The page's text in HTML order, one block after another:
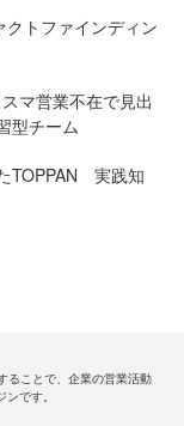
トファインディン
マ営業不在で見出
型チーム
TOPPAN 実践知
ることで、企業の営業活動
です。